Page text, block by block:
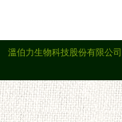
溫伯力生物科技股份有限公